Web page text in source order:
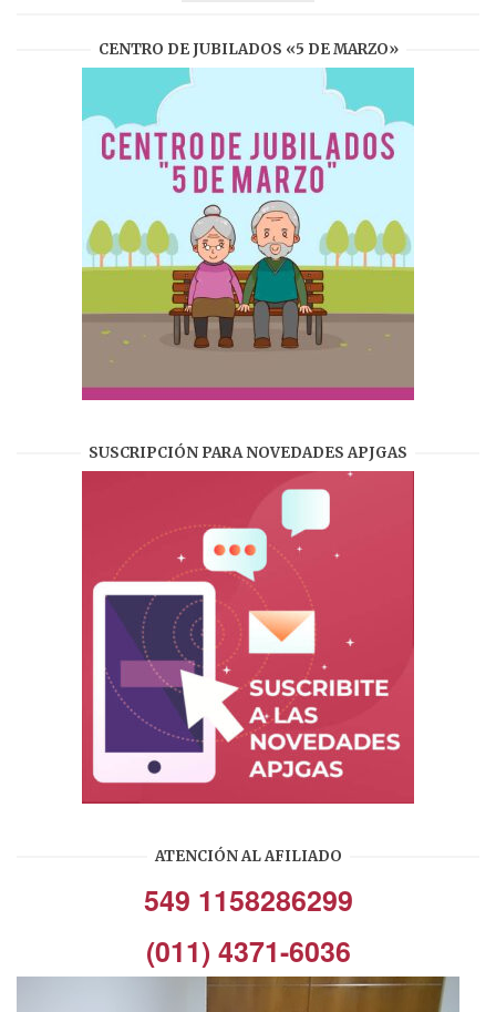
CENTRO DE JUBILADOS «5 DE MARZO»
SUSCRIPCIÓN PARA NOVEDADES APJGAS
ATENCIÓN AL AFILIADO
549 1158286299
(011) 4371-6036